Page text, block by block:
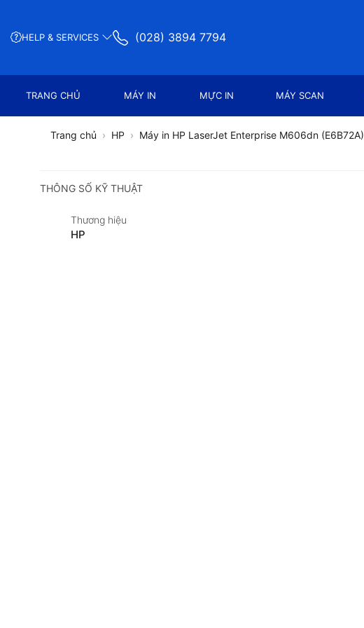
HELP & SERVICES (028) 3894 7794
TRANG CHỦ MÁY IN MỰC IN MÁY SCAN
Trang chủ HP Máy in HP LaserJet Enterprise M606dn (E6B72A)
THÔNG SỐ KỸ THUẬT
Thương hiệu
HP